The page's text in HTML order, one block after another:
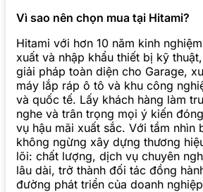
Vì sao nên chọn mua tại Hitami?
Hitami với hơn 10 năm kinh
xuất và nhập khẩu thiết bị kỹ
giải pháp toàn diện cho Garage,
máy lắp ráp ô tô và khu công
và quốc tế. Lấy khách hàng làm
nghe và trân trọng mọi ý kiến
vụ hậu mãi xuất sắc. Với tầm nhìn
không ngừng xây dựng thương
lõi: chất lượng, dịch vụ chuyên
lâu dài, trở thành đối tác đồng
đường phát triển của doanh